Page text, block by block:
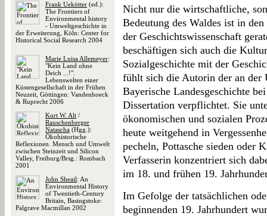
Frank Uekötter (ed.):
The Frontiers of
Environmental history
- Umweltgeschichte in
der Erweiterung, Köln: Center for
Historical Social Research 2004
Marie Luisa Allemeyer:
"Kein Land ohne
Deich ...!".
Lebenswelten einer
Küstengesellschaft in der Frühen
Neuzeit, Göttingen: Vandenhoeck
& Ruprecht 2006
Kurt W. Alt /
Rauschenberger
Natascha (Hgg.):
Ökohistorische
Reflexionen. Mensch und Umwelt
zwischen Steinzeit und Silicon
Valley, Freiburg/Brsg.: Rombach
2001
John Sheail: An
Environmental History
of Twentieth-Century
Britain, Basingstoke:
Palgrave Macmillan 2002
Nicht nur die wirtschaftliche,
Bedeutung des Waldes ist in
der Geschichtswissenschaft
beschäftigen sich auch die
Sozialgeschichte mit der
fühlt sich die Autorin der an
Bayerische Landesgeschichte
Dissertation verpflichtet. Sie
ökonomischen und sozialen
heute weitgehend in
pecheln, Pottasche sieden oder
Verfasserin konzentriert sich
im 18. und frühen 19.
Im Gefolge der tatsächlichen
beginnenden 19. Jahrhundert